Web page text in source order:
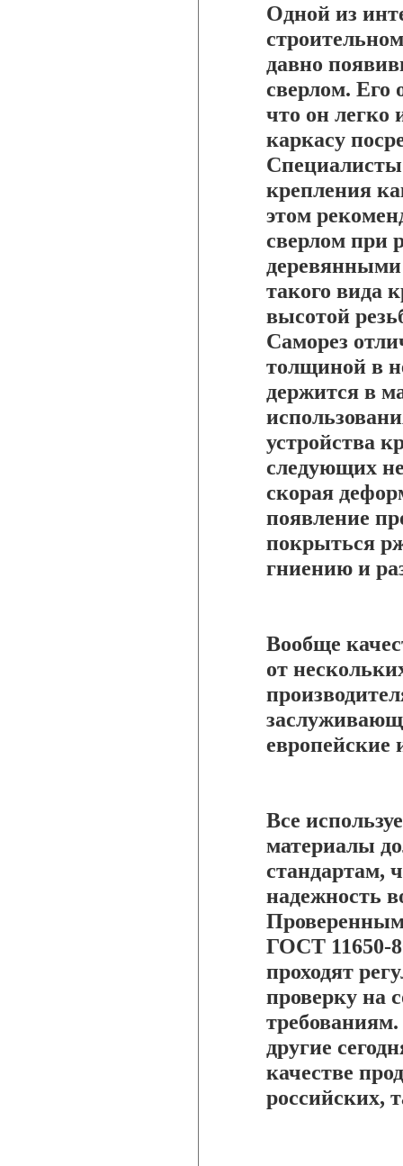
Одной из
давно
сверлом. Его
что он легко
каркасу
Специалисты
крепления
этом
сверлом при
такого вида
высотой
Саморез
толщиной в
держится в
устройства
следующих
скорая
появление
покрыться
гниению и
Вообще
от
европейские
Все
материалы
стандартам,
надежность
ГОСТ 11650-
проходят
проверку на
другие
качестве
российских,